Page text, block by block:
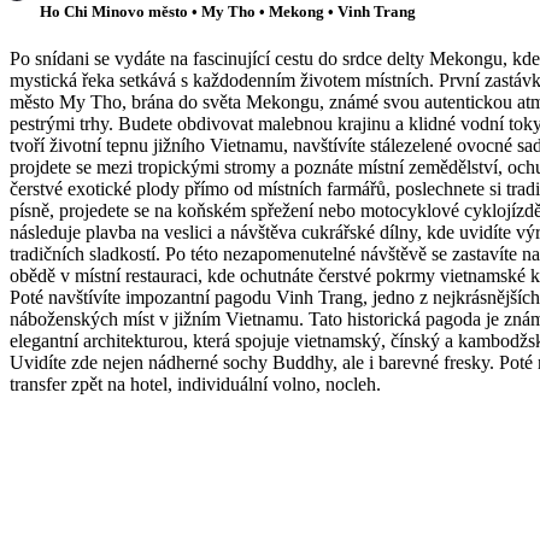
Ho Chi Minovo město • My Tho • Mekong • Vinh Trang
Po snídani se vydáte na fascinující cestu do srdce delty Mekongu,
mystická řeka setkává s každodenním životem místních. První
město My Tho, brána do světa Mekongu, známé svou autentickou
pestrými trhy. Budete obdivovat malebnou krajinu a klidné vodní
tvoří životní tepnu jižního Vietnamu, navštívíte stálezelené ovocné
projdete se mezi tropickými stromy a poznáte místní zemědělství,
čerstvé exotické plody přímo od místních farmářů, poslechnete si
písně, projedete se na koňském spřežení nebo motocyklové
následuje plavba na veslici a návštěva cukrářské dílny, kde uvidíte
tradičních sladkostí. Po této nezapomenutelné návštěvě se zastavíte
obědě v místní restauraci, kde ochutnáte čerstvé pokrmy vietnamské
Poté navštívíte impozantní pagodu Vinh Trang, jedno z nejkrásnějších
náboženských míst v jižním Vietnamu. Tato historická pagoda je
elegantní architekturou, která spojuje vietnamský, čínský a
Uvidíte zde nejen nádherné sochy Buddhy, ale i barevné fresky. Poté
transfer zpět na hotel, individuální volno, nocleh.